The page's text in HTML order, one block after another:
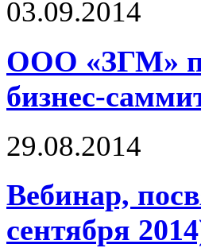
03.09.2014
ООО «ЗГМ»
бизнес-
29.08.2014
Вебинар,
сентября